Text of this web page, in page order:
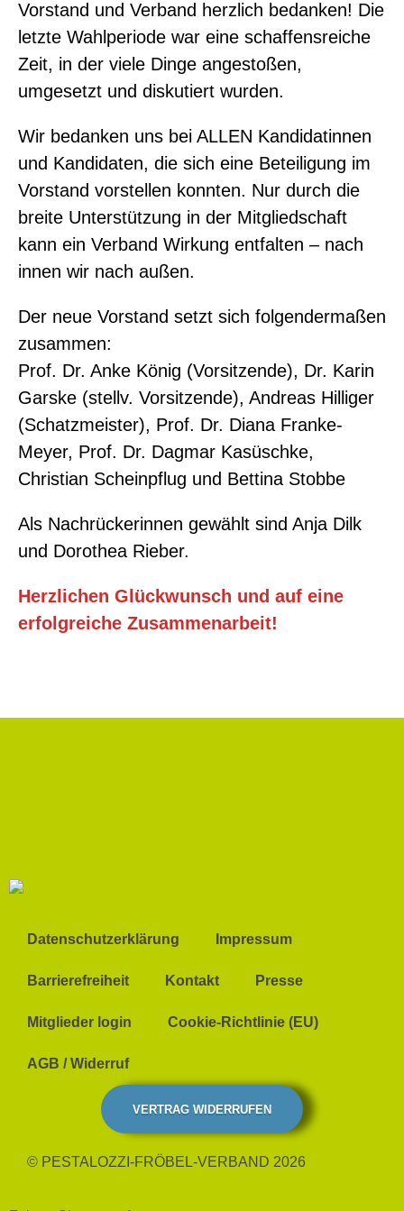
Vorstand und Verband herzlich bedanken! Die
letzte Wahlperiode war eine schaffensreiche
Zeit, in der viele Dinge angestoßen,
umgesetzt und diskutiert wurden.
Wir bedanken uns bei ALLEN Kandidatinnen
und Kandidaten, die sich eine Beteiligung im
Vorstand vorstellen konnten. Nur durch die
breite Unterstützung in der Mitgliedschaft
kann ein Verband Wirkung entfalten – nach
innen wir nach außen.
Der neue Vorstand setzt sich folgendermaßen
zusammen:
Prof. Dr. Anke König (Vorsitzende), Dr. Karin
Garske (stellv. Vorsitzende), Andreas Hilliger
(Schatzmeister), Prof. Dr. Diana Franke-
Meyer, Prof. Dr. Dagmar Kasüschke,
Christian Scheinpflug und Bettina Stobbe
Als Nachrückerinnen gewählt sind Anja Dilk
und Dorothea Rieber.
Herzlichen Glückwunsch und auf eine
erfolgreiche Zusammenarbeit!
Datenschutzerklärung Impressum
Barrierefreiheit Kontakt Presse
Mitglieder login Cookie-Richtlinie (EU)
AGB / Widerruf
VERTRAG WIDERRUFEN
© PESTALOZZI-FRÖBEL-VERBAND 2026